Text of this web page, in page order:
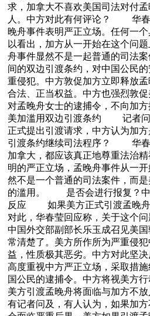
求，加拿大不喜欢美国司法对付
人。中方对此有何评论？ 华春
晚舟事件表明严正立场。任何一
以看出，加方从一开始在这个问
舟事件显然不是一起普通的司法
间的双边引渡条约，对中国公民
重侵犯。中方敦促加方立即释放
合法、正当权益。中方也强烈敦
对孟晚舟女士的逮捕令，不向
美加滥用双边引渡条约 记者问
正式提出引渡请求，中方认为加
引渡条约继续司法程序？ 华春
加拿大，都应该真正地尊重法治
明的严正立场，孟晚舟事件从一
然不是一个普通的司法案件，而
的滥用。 是否会进行报复？中
反应 如果美方正式引渡孟晚舟
对此，华春莹回应称，关于这个
中国外交部副部长乐玉成召见美
常清楚了。美方所作所为严重侵
益，性质极其恶劣。中方对此坚
高度重视中方严正立场，采取措
国公民的逮捕令。中方将视美
美方引渡孟晚舟将面临与加方
有记者问及，有人认为，如果加